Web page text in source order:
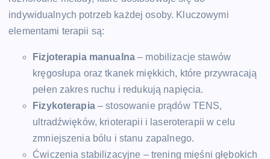
indywidualnych potrzeb każdej osoby. Kluczowymi
elementami terapii są:
Fizjoterapia manualna – mobilizacje stawów
kręgosłupa oraz tkanek miękkich, które przywracają
pełen zakres ruchu i redukują napięcia.
Fizykoterapia– stosowanie prądów TENS,
ultradźwięków, krioterapii i laseroterapii w celu
zmniejszenia bólu i stanu zapalnego.
Ćwiczenia stabilizacyjne – trening mięśni głębokich